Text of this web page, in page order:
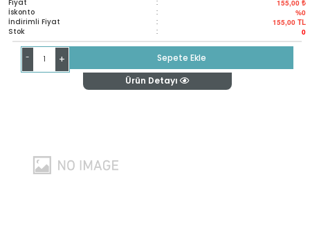
Fiyat : 155,00 ₺
İskonto : %0
İndirimli Fiyat : 155,00 TL
Stok : 0
- +
Sepete Ekle
Ürün Detayı